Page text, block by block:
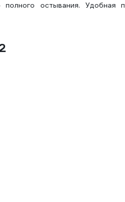
остывания. Удобная